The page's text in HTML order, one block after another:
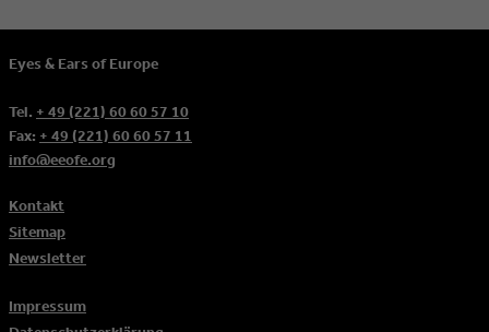
Eyes & Ears of Europe
Tel. + 49 (221) 60 60 57 10
Fax: + 49 (221) 60 60 57 11
info@eeofe.org
Kontakt
Sitemap
Newsletter
Impressum